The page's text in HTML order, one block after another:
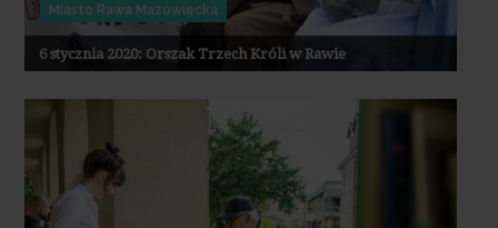
Miasto Rawa Mazowiecka
6 stycznia 2020: Orszak Trzech Króli w Rawie